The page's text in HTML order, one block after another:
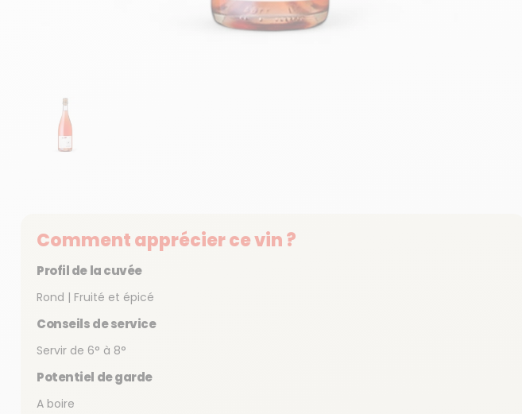
Comment apprécier ce vin ?
Profil de la cuvée
Rond | Fruité et épicé
Conseils de service
Servir de 6° à 8°
Potentiel de garde
A boire